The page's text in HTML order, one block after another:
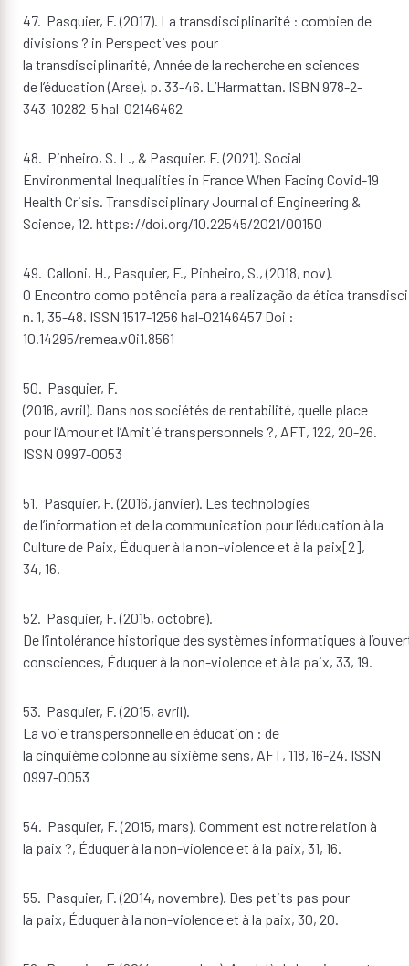
47. Pasquier, F. (2017). La transdisciplinarité : combien de
divisions ? in Perspectives pour
la transdisciplinarité, Année de la recherche en sciences
de l’éducation (Arse). p. 33-46. L’Harmattan. ISBN 978-2-
343-10282-5 hal-02146462
48. Pinheiro, S. L., & Pasquier, F. (2021). Social
Environmental Inequalities in France When Facing Covid-19
Health Crisis. Transdisciplinary Journal of Engineering &
Science, 12. https://doi.org/10.22545/2021/00150
49. Calloni, H., Pasquier, F., Pinheiro, S., (2018, nov).
O Encontro como potência para a realização da ética
n. 1, 35-48. ISSN 1517-1256 hal-02146457 Doi :
10.14295/remea.v0i1.8561
50. Pasquier, F.
(2016, avril). Dans nos sociétés de rentabilité, quelle place
pour l’Amour et l’Amitié transpersonnels ?, AFT, 122, 20-26.
ISSN 0997-0053
51. Pasquier, F. (2016, janvier). Les technologies
de l’information et de la communication pour l’éducation à la
Culture de Paix, Éduquer à la non-violence et à la paix[2],
34, 16.
52. Pasquier, F. (2015, octobre).
De l’intolérance historique des systèmes informatiques à
consciences, Éduquer à la non-violence et à la paix, 33, 19.
53. Pasquier, F. (2015, avril).
La voie transpersonnelle en éducation : de
la cinquième colonne au sixième sens, AFT, 118, 16-24. ISSN
0997-0053
54. Pasquier, F. (2015, mars). Comment est notre relation à
la paix ?, Éduquer à la non-violence et à la paix, 31, 16.
55. Pasquier, F. (2014, novembre). Des petits pas pour
la paix, Éduquer à la non-violence et à la paix, 30, 20.